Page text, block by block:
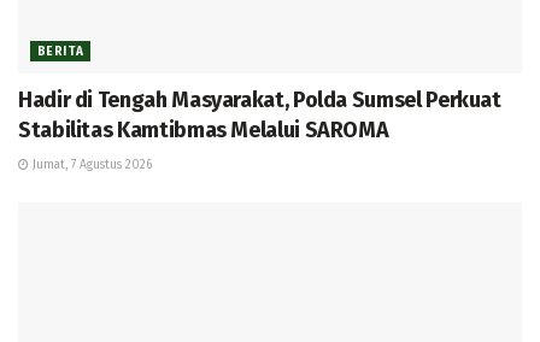
BERITA
Hadir di Tengah Masyarakat, Polda Sumsel Perkuat
Stabilitas Kamtibmas Melalui SAROMA
Jumat, 7 Agustus 2026